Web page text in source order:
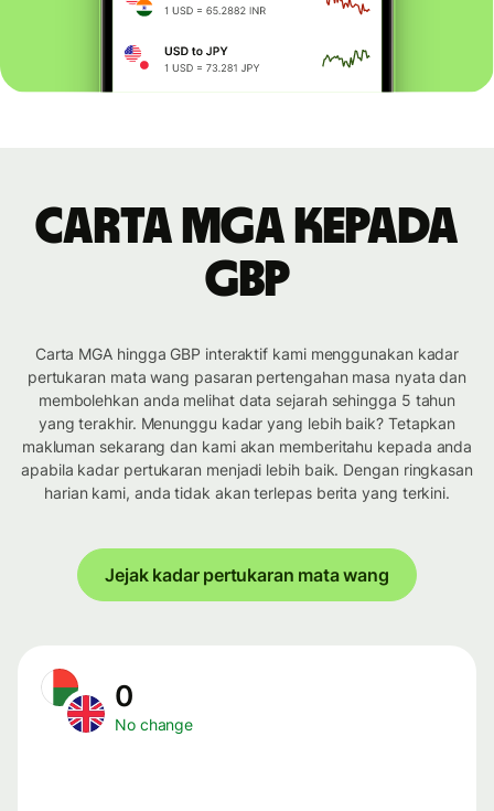
Carta MGA kepada
GBP
Carta MGA hingga GBP interaktif kami menggunakan kadar
pertukaran mata wang pasaran pertengahan masa nyata dan
membolehkan anda melihat data sejarah sehingga 5 tahun
yang terakhir. Menunggu kadar yang lebih baik? Tetapkan
makluman sekarang dan kami akan memberitahu kepada anda
apabila kadar pertukaran menjadi lebih baik. Dengan ringkasan
harian kami, anda tidak akan terlepas berita yang terkini.
Jejak kadar pertukaran mata wang
0
No change